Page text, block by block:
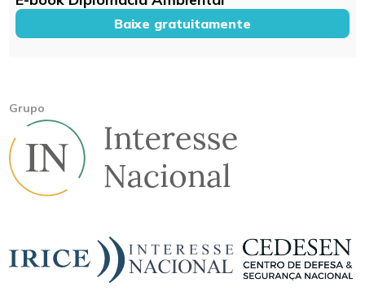
Baixe gratuitamente
Grupo